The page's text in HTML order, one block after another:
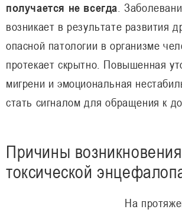
получается не всегда .
возникает в результате развития
опасной патологии в организме
протекает скрытно. Повышенная
мигрени и эмоциональная
стать сигналом для обращения к
Причины возникновения
токсической
На